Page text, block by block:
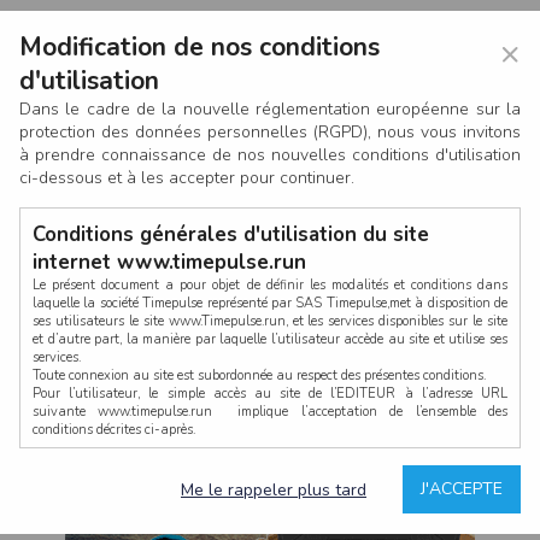
CONNEXION
×
Modification de nos conditions
d'utilisation
Dans le cadre de la nouvelle réglementation européenne sur la
protection des données personnelles (RGPD), nous vous invitons
à prendre connaissance de nos nouvelles conditions d'utilisation
ci-dessous et à les accepter pour continuer.
Conditions générales d'utilisation du site
internet www.timepulse.run
Le présent document a pour objet de définir les modalités et conditions dans
laquelle la société Timepulse représenté par SAS Timepulse,met à disposition de
ses utilisateurs le site www.Timepulse.run, et les services disponibles sur le site
et d’autre part, la manière par laquelle l’utilisateur accède au site et utilise ses
services.
Toute connexion au site est subordonnée au respect des présentes conditions.
Pour l’utilisateur, le simple accès au site de l’EDITEUR à l’adresse URL
suivante www.timepulse.run implique l’acceptation de l’ensemble des
conditions décrites ci-après.
La structure générale du site www.timepulse.run, par quelque procédé que ce
soit, sans l'autorisation préalable et par écrit de Fourcherot Mickael et/ou de ses
J'ACCEPTE
Me le rappeler plus tard